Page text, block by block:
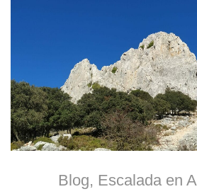
Blog, Escalada en